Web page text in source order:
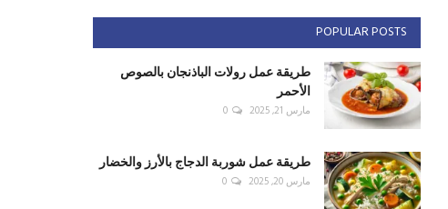
POPULAR POSTS
طريقة عمل رولات الباذنجان بالصوص
الأحمر
مارس 21, 2025 0
طريقة عمل شوربة الدجاج بالأرز والخضار
مارس 20, 2025 0